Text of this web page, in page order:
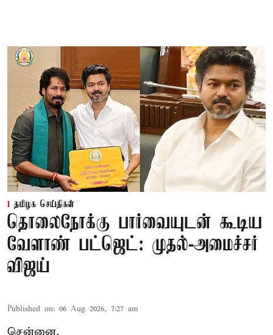
தமிழக செய்திகள்
தொலைநோக்கு பார்வையுடன் கூடிய
வேளாண் பட்ஜெட்: முதல்-அமைச்சர்
விஜய்
Published on: 06 Aug 2026, 7:27 am
சென்னை,